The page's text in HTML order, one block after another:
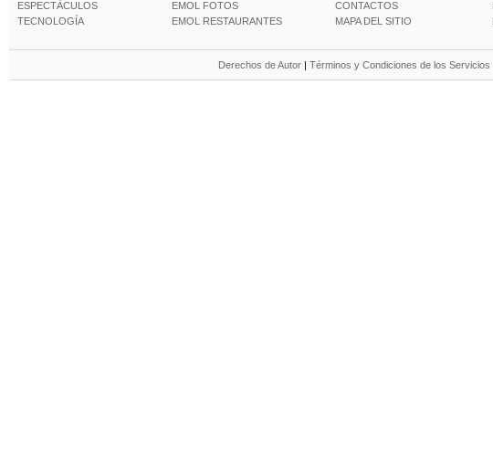
ESPECTÁCULOS
TECNOLOGÍA
EMOL FOTOS
EMOL RESTAURANTES
CONTACTOS
MAPA DEL SITIO
Derechos de Autor | Términos y Condiciones de los